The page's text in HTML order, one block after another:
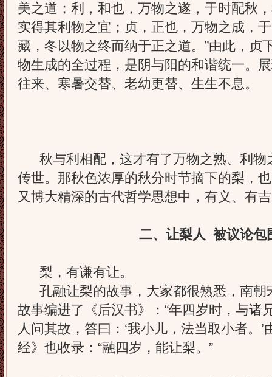
美之道；利，和也，万物之遂，于时配秋
实得其利物之宜；贞，正也，万物之成，
藏，冬以物之终而纳于正之道。”由此，贞
物生成的全过程，是阴与阳的和谐统一。
往来、寒暑交替、老幼更替、生生不息。
秋与利相配，这才有了万物之熟、利物
传世。那秋色浓厚的秋分时节摘下的梨，
又博大精深的古代哲学思想中，有义、有
二、让梨人 被议论包
梨，有谦有让。
孔融让梨的故事，大家都很熟悉，南朝
故事编进了《后汉书》：“年四岁时，与诸
人问其故，答曰：‘我小儿，法当取小者。’
经》也收录：“融四岁，能让梨。”